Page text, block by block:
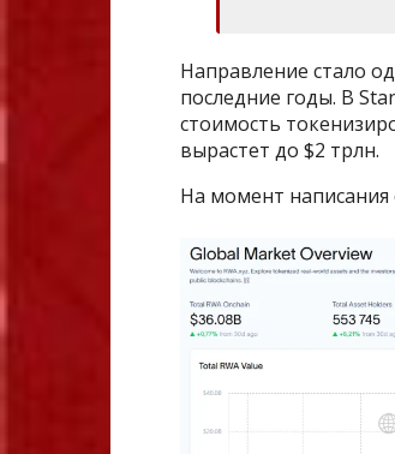
Направление стало
последние годы. В
стоимость
вырастет до $2 трлн.
На момент написания